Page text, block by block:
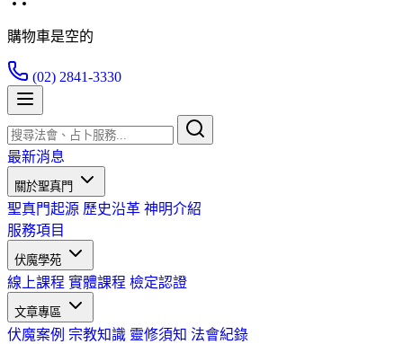
購物車是空的
(02) 2841-3330
最新消息
關於聖真門
聖真門起源 歷史沿革 神明介紹
服務項目
伏魔學苑
線上課程 實體課程 檢定認證
文章專區
伏魔案例 宗教知識 靈修須知 法會紀錄